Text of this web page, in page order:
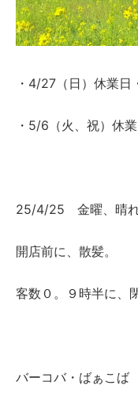
・4/27（日）休業
・5/6（火、祝）休
25/4/25 金曜、晴れ
開店前に、散髪。
客数０。９時半に、
バーコバ・ばぁこ